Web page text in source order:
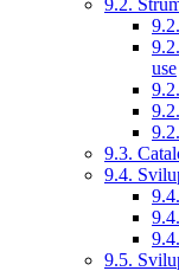
9.2.
use
9.3.
9.4.
9.5.